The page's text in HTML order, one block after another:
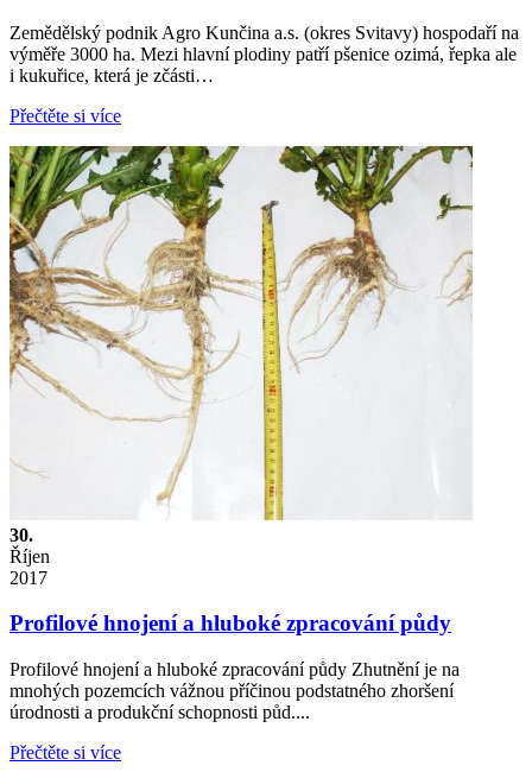
Zemědělský podnik Agro Kunčina a.s. (okres Svitavy) hospodaří na
výměře 3000 ha. Mezi hlavní plodiny patří pšenice ozimá, řepka ale
i kukuřice, která je zčásti…
Přečtěte si více
30.
Říjen
2017
Profilové hnojení a hluboké zpracování půdy
Profilové hnojení a hluboké zpracování půdy Zhutnění je na
mnohých pozemcích vážnou příčinou podstatného zhoršení
úrodnosti a produkční schopnosti půd....
Přečtěte si více